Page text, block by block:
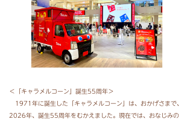
＜「キャラメルコーン」誕生55周年＞
1971年に誕生した「キャラメルコーン」は、おかげさまで、
2026年、誕生55周年をむかえました。現在では、おなじみの